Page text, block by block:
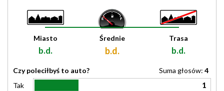
Miasto
b.d.
Średnie
b.d.
Trasa
b.d.
Czy poleciłbyś to auto? Suma głosów: 4
Tak
1